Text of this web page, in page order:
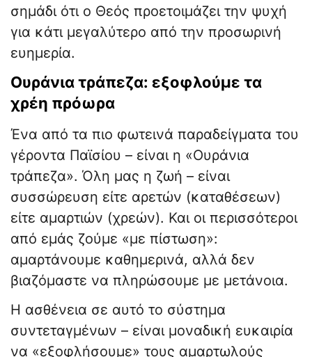
σημάδι ότι ο Θεός προετοιμάζει την ψυχή
για κάτι μεγαλύτερο από την προσωρινή
ευημερία.
Ουράνια τράπεζα: εξοφλούμε τα
χρέη πρόωρα
Ένα από τα πιο φωτεινά παραδείγματα του
γέροντα Παϊσίου – είναι η «Ουράνια
τράπεζα». Όλη μας η ζωή – είναι
συσσώρευση είτε αρετών (καταθέσεων)
είτε αμαρτιών (χρεών). Και οι περισσότεροι
από εμάς ζούμε «με πίστωση»:
αμαρτάνουμε καθημερινά, αλλά δεν
βιαζόμαστε να πληρώσουμε με μετάνοια.
Η ασθένεια σε αυτό το σύστημα
συντεταγμένων – είναι μοναδική ευκαιρία
να «εξοφλήσουμε» τους αμαρτωλούς